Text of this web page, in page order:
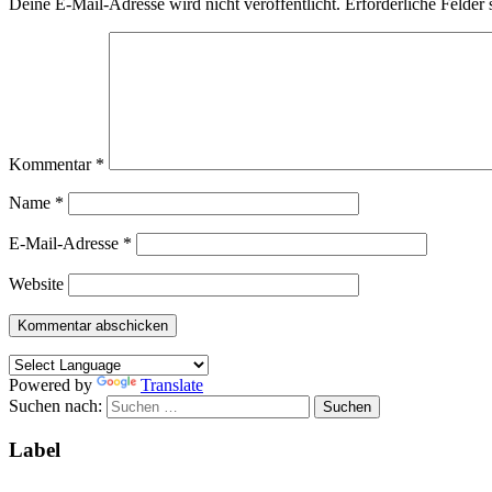
Kommentar *
Name *
E-Mail-Adresse *
Website
Powered by
Translate
Suchen nach:
Label